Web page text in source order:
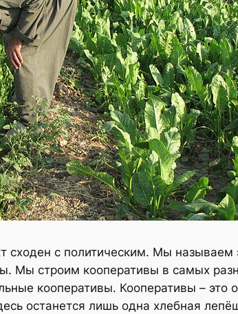
сходен с политическим. Мы называем
Мы строим кооперативы в самых
кооперативы. Кооперативы –
останется лишь одна хлебная